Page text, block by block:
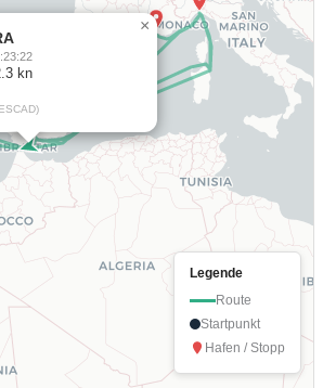
kn
×
Legende
Route
Startpunkt
Hafen / Stopp